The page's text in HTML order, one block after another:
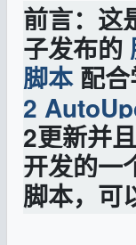
前言：这
子发布的
脚本配
2
2更新并
开发的一
脚本，可